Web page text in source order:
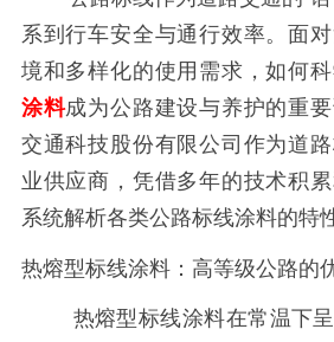
系到行车安全与通行效率。面
境和多样化的使用需求，如何
涂料成为公路建设与养护的重
交通科技股份有限公司作为道
业供应商，凭借多年的技术积
系统解析各类公路标线涂料的特
热熔型标线涂料：高等级公路的
热熔型标线涂料在常温下呈